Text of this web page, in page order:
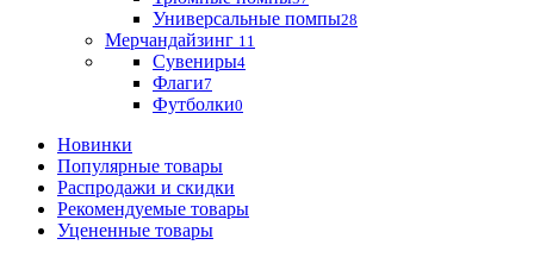
Универсальные помпы28
Мерчандайзинг 11
Сувениры4
Флаги7
Футболки0
Новинки
Популярные товары
Распродажи и скидки
Рекомендуемые товары
Уцененные товары